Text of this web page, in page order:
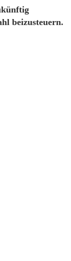
beizusteuern.